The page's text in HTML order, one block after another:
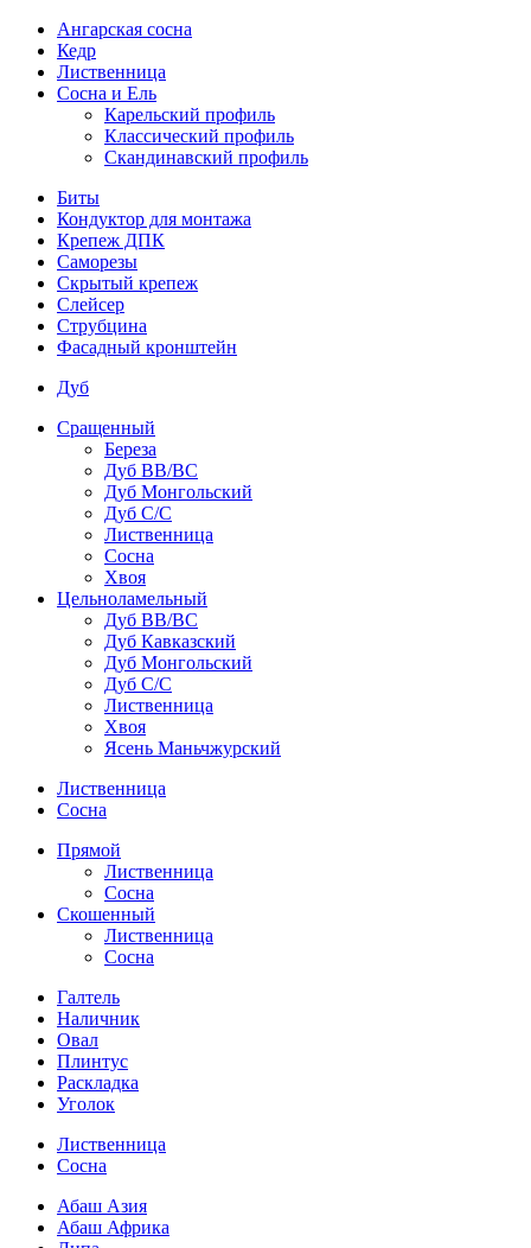
Ангарская сосна
Кедр
Лиственница
Сосна и Ель
Карельский профиль
Классический профиль
Скандинавский профиль
Биты
Кондуктор для монтажа
Крепеж ДПК
Саморезы
Скрытый крепеж
Слейсер
Струбцина
Фасадный кронштейн
Дуб
Сращенный
Береза
Дуб ВВ/ВС
Дуб Монгольский
Дуб С/С
Лиственница
Сосна
Хвоя
Цельноламельный
Дуб ВВ/ВС
Дуб Кавказский
Дуб Монгольский
Дуб С/С
Лиственница
Хвоя
Ясень Маньчжурский
Лиственница
Сосна
Прямой
Лиственница
Сосна
Скошенный
Лиственница
Сосна
Галтель
Наличник
Овал
Плинтус
Раскладка
Уголок
Лиственница
Сосна
Абаш Азия
Абаш Африка